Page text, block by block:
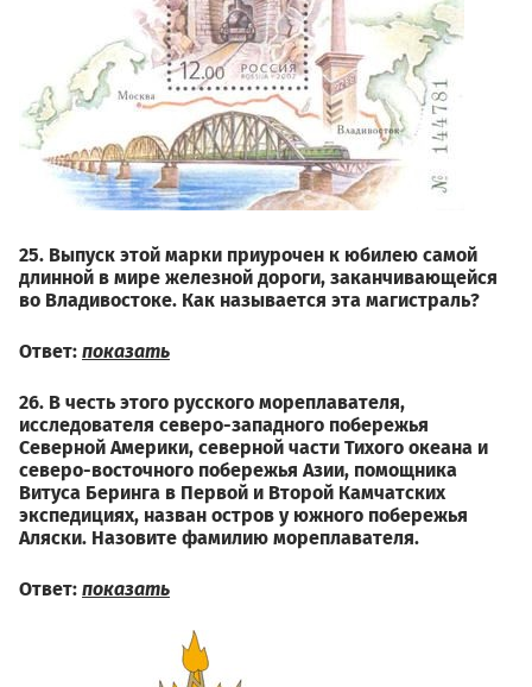
25. Выпуск этой марки приурочен к юбилею самой
длинной в мире железной дороги, заканчивающейся
во Владивостоке. Как называется эта магистраль?
Ответ: показать
26. В честь этого русского мореплавателя,
исследователя северо-западного побережья
Северной Америки, северной части Тихого океана и
северо-восточного побережья Азии, помощника
Витуса Беринга в Первой и Второй Камчатских
экспедициях, назван остров у южного побережья
Аляски. Назовите фамилию мореплавателя.
Ответ: показать